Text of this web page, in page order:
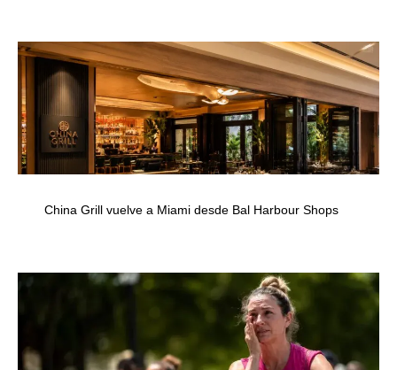
China Grill vuelve a Miami desde Bal Harbour Shops